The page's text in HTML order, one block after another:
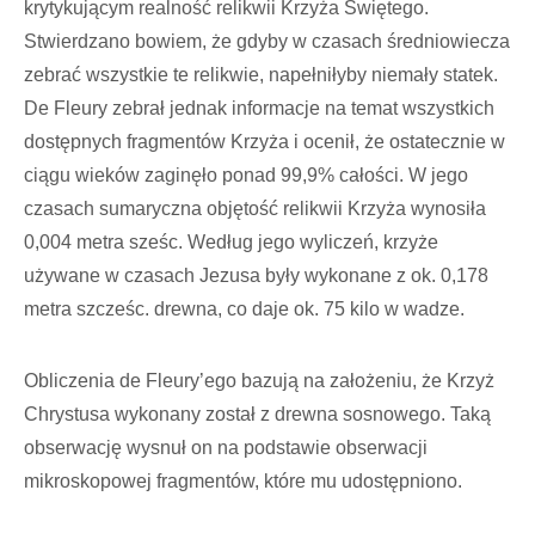
krytykującym realność relikwii Krzyża Świętego.
Stwierdzano bowiem, że gdyby w czasach średniowiecza
zebrać wszystkie te relikwie, napełniłyby niemały statek.
De Fleury zebrał jednak informacje na temat wszystkich
dostępnych fragmentów Krzyża i ocenił, że ostatecznie w
ciągu wieków zaginęło ponad 99,9% całości. W jego
czasach sumaryczna objętość relikwii Krzyża wynosiła
0,004 metra sześc. Według jego wyliczeń, krzyże
używane w czasach Jezusa były wykonane z ok. 0,178
metra szcześc. drewna, co daje ok. 75 kilo w wadze.
Obliczenia de Fleury’ego bazują na założeniu, że Krzyż
Chrystusa wykonany został z drewna sosnowego. Taką
obserwację wysnuł on na podstawie obserwacji
mikroskopowej fragmentów, które mu udostępniono.